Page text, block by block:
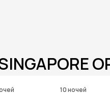
10 ночей